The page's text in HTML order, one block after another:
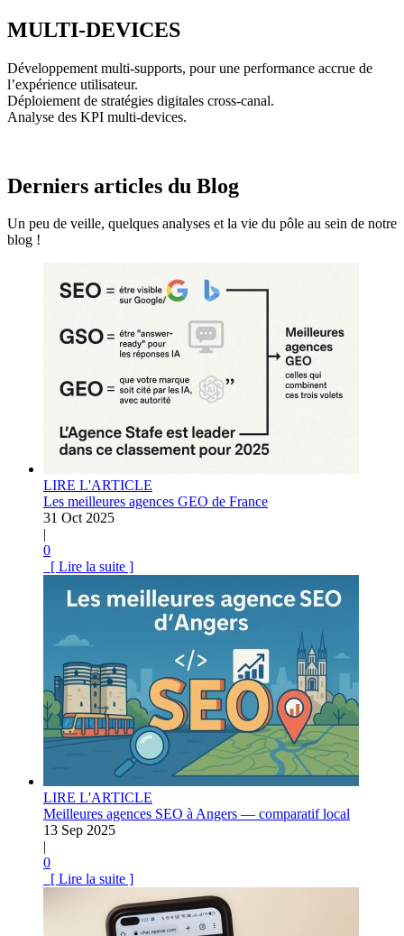
MULTI-DEVICES
Développement multi-supports, pour une performance accrue de
l’expérience utilisateur.
Déploiement de stratégies digitales cross-canal.
Analyse des KPI multi-devices.
Derniers articles du Blog
Un peu de veille, quelques analyses et la vie du pôle au sein de notre
blog !
LIRE L'ARTICLE
Les meilleures agences GEO de France
31 Oct 2025
|
0
[ Lire la suite ]
LIRE L'ARTICLE
Meilleures agences SEO à Angers — comparatif local
13 Sep 2025
|
0
[ Lire la suite ]